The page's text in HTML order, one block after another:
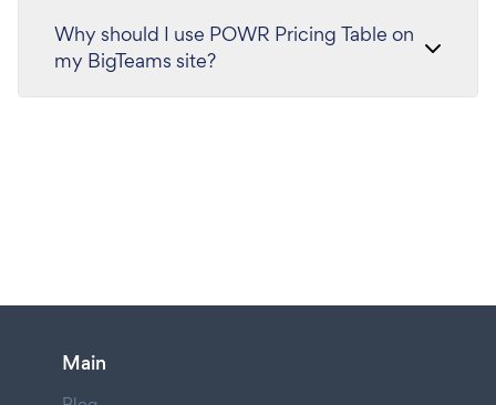
Why should I use POWR Pricing Table on
my BigTeams site?
Main